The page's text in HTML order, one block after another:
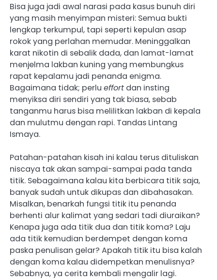
Bisa juga jadi awal narasi pada kasus bunuh diri
yang masih menyimpan misteri: Semua bukti
lengkap terkumpul, tapi seperti kepulan asap
rokok yang perlahan memudar. Meninggalkan
karat nikotin di sebalik dada, dan lamat-lamat
menjelma lakban kuning yang membungkus
rapat kepalamu jadi penanda enigma.
Bagaimana tidak; perlu effort dan insting
menyiksa diri sendiri yang tak biasa, sebab
tanganmu harus bisa melilitkan lakban di kepala
dan mulutmu dengan rapi. Tandas Lintang
Ismaya.
Patahan-patahan kisah ini kalau terus dituliskan
niscaya tak akan sampai-sampai pada tanda
titik. Sebagaimana kalau kita berbicara titik saja,
banyak sudah untuk dikupas dan dibahasakan.
Misalkan, benarkah fungsi titik itu penanda
berhenti alur kalimat yang sedari tadi diuraikan?
Kenapa juga ada titik dua dan titik koma? Laju
ada titik kemudian berdempet dengan koma
paska penulisan gelar? Apakah titik itu bisa kalah
dengan koma kalau didempetkan menulisnya?
Sebabnya, ya cerita kembali mengalir lagi.